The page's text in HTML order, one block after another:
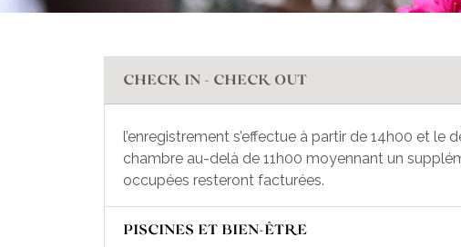
CHECK IN - CHECK OUT
l’enregistrement s’effectue à partir de 14h00 et
chambre au-delà de 11h00 moyennant un
occupées resteront facturées.
PISCINES ET BIEN-ÊTRE